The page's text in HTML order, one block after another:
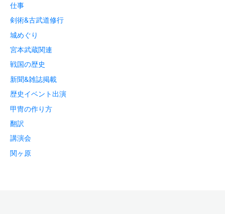
仕事
剣術&古武道修行
城めぐり
宮本武蔵関連
戦国の歴史
新聞&雑誌掲載
歴史イベント出演
甲冑の作り方
翻訳
講演会
関ヶ原